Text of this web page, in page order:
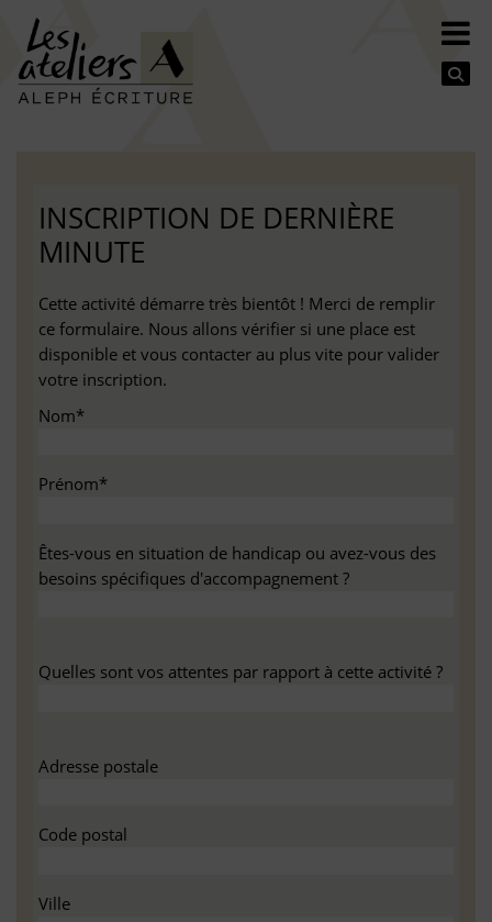
INSCRIPTION DE DERNIÈRE
MINUTE
Cette activité démarre très bientôt ! Merci de remplir
ce formulaire. Nous allons vérifier si une place est
disponible et vous contacter au plus vite pour valider
votre inscription.
Nom*
Prénom*
Êtes-vous en situation de handicap ou avez-vous des
besoins spécifiques d'accompagnement ?
Quelles sont vos attentes par rapport à cette activité ?
Adresse postale
Code postal
Ville